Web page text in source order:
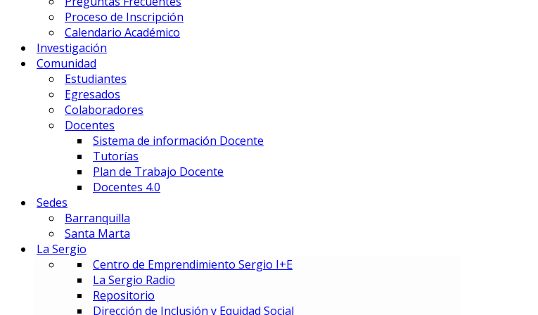
Innovación y Economía de Datos
Marketing Integral y Negocios Globales
Preuniversitario
Preparatorio en Teatro Musical
Postgrados
DOCTORADO:
DIN – Doctorado en Innovación y Negocios
MAESTRÍAS:
Proceso de Inscripción
Calendario Académico
Investigación
Comunidad
Estudiantes
Egresados
Colaboradores
Docentes
Sistema de información Docente
Tutorías
Plan de Trabajo Docente
Docentes 4.0
Sedes
Barranquilla
Santa Marta
La Sergio
Centro de Emprendimiento Sergio I+E
La Sergio Radio
Repositorio
Dirección de Inclusión y Equidad Social